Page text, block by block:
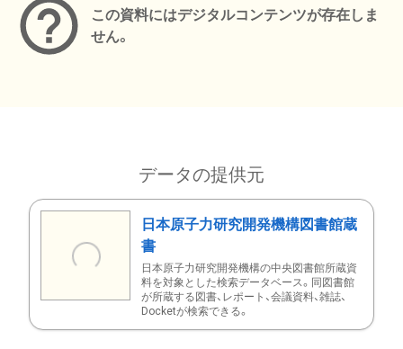
この資料にはデジタルコンテンツが存在しま
せん。
データの提供元
日本原子力研究開発機構図書館蔵
書
日本原子力研究開発機構の中央図書館所蔵資
料を対象とした検索データベース。同図書館
が所蔵する図書、レポート、会議資料、雑誌、
Docketが検索できる。